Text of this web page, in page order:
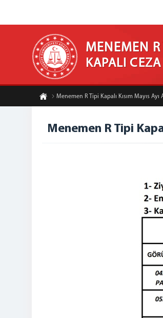
MENEMEN R
KAPALI
Menemen R Tipi Kapalı Kısım Mayıs Ayı
Menemen R Tipi